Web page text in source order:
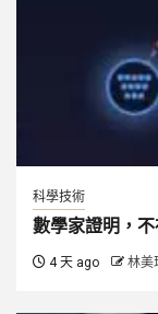
科學技術
數學家證明，
4 天 ago 林美